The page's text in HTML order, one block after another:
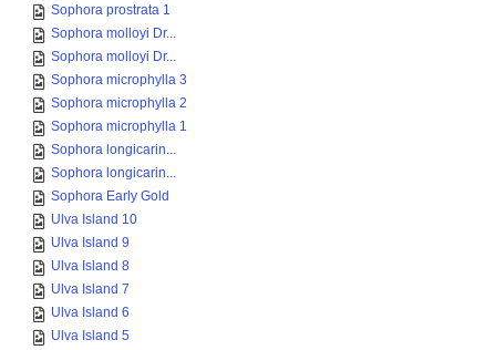
Sophora prostrata 1
Sophora molloyi Dr...
Sophora molloyi Dr...
Sophora microphylla 3
Sophora microphylla 2
Sophora microphylla 1
Sophora longicarin...
Sophora longicarin...
Sophora Early Gold
Ulva Island 10
Ulva Island 9
Ulva Island 8
Ulva Island 7
Ulva Island 6
Ulva Island 5